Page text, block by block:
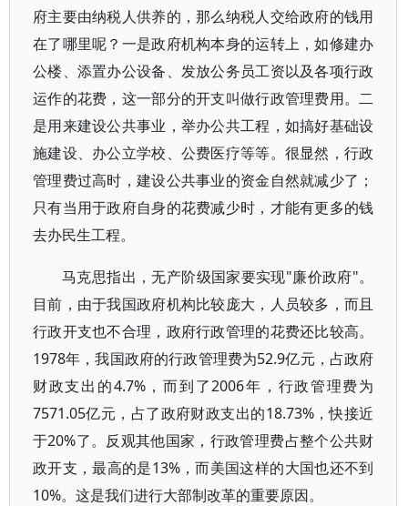
府主要由纳税人供养的，那么纳税人交给政府的钱用
在了哪里呢？一是政府机构本身的运转上，如修建办
公楼、添置办公设备、发放公务员工资以及各项行政
运作的花费，这一部分的开支叫做行政管理费用。二
是用来建设公共事业，举办公共工程，如搞好基础设
施建设、办公立学校、公费医疗等等。很显然，行政
管理费过高时，建设公共事业的资金自然就减少了；
只有当用于政府自身的花费减少时，才能有更多的钱
去办民生工程。
马克思指出，无产阶级国家要实现"廉价政府"。
目前，由于我国政府机构比较庞大，人员较多，而且
行政开支也不合理，政府行政管理的花费还比较高。
1978年，我国政府的行政管理费为52.9亿元，占政府
财政支出的4.7%，而到了2006年，行政管理费为
7571.05亿元，占了政府财政支出的18.73%，快接近
于20%了。反观其他国家，行政管理费占整个公共财
政开支，最高的是13%，而美国这样的大国也还不到
10%。这是我们进行大部制改革的重要原因。